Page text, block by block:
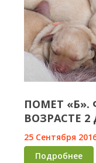
ПОМЕТ
ВОЗРАСТЕ 2
25 Сентября
Подробнее